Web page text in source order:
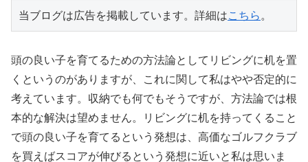
当ブログは広告を掲載しています。詳細はこちら 。
頭の良い子を育てるための方法論としてリビングに机を置
くというのがありますが、これに関して私はやや否定的に
考えています。収納でも何でもそうですが、方法論では根
本的な解決は望めません。リビングに机を持ってくること
で頭の良い子を育てるという発想は、高価なゴルフクラブ
を買えばスコアが伸びるという発想に近いと私は思いま